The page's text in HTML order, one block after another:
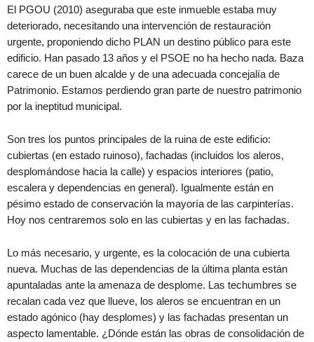
El PGOU (2010) aseguraba que este inmueble estaba muy
deteriorado, necesitando una intervención de restauración
urgente, proponiendo dicho PLAN un destino público para este
edificio. Han pasado 13 años y el PSOE no ha hecho nada. Baza
carece de un buen alcalde y de una adecuada concejalía de
Patrimonio. Estamos perdiendo gran parte de nuestro patrimonio
por la ineptitud municipal.
Son tres los puntos principales de la ruina de este edificio:
cubiertas (en estado ruinoso), fachadas (incluidos los aleros,
desplomándose hacia la calle) y espacios interiores (patio,
escalera y dependencias en general). Igualmente están en
pésimo estado de conservación la mayoría de las carpinterías.
Hoy nos centraremos solo en las cubiertas y en las fachadas.
Lo más necesario, y urgente, es la colocación de una cubierta
nueva. Muchas de las dependencias de la última planta están
apuntaladas ante la amenaza de desplome. Las techumbres se
recalan cada vez que llueve, los aleros se encuentran en un
estado agónico (hay desplomes) y las fachadas presentan un
aspecto lamentable. ¿Dónde están las obras de consolidación de